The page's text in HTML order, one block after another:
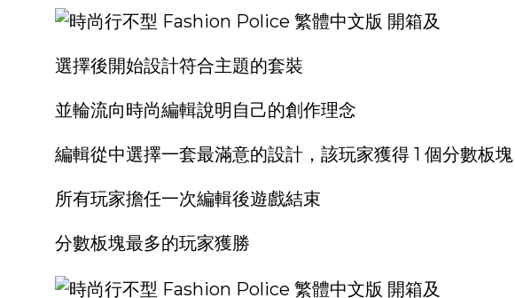
選擇後開始設計符合主題的套裝
並輪流向時尚編輯說明自己的創作理念
編輯從中選擇一套最滿意的設計，該玩家獲得 1 個分數板塊
所有玩家擔任一次編輯後遊戲結束
分數板塊最多的玩家獲勝